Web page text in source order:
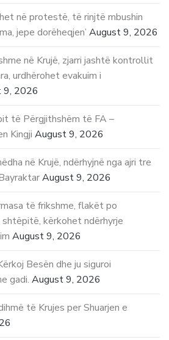
në protestë, të rinjtë mbushin
jepe dorëheqjen’ August 9, 2026
në Krujë, zjarri jashtë kontrollit
urdhërohet evakuim i
9, 2026
të Përgjithshëm të FA –
Kingji August 9, 2026
në Krujë, ndërhyjnë nga ajri tre
August 9, 2026
të frikshme, flakët po
kërkohet ndërhyrje
August 9, 2026
Besën dhe ju siguroi
gadi. August 9, 2026
të Krujes per Shuarjen e